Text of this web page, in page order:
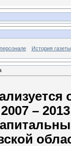
История газеты
–